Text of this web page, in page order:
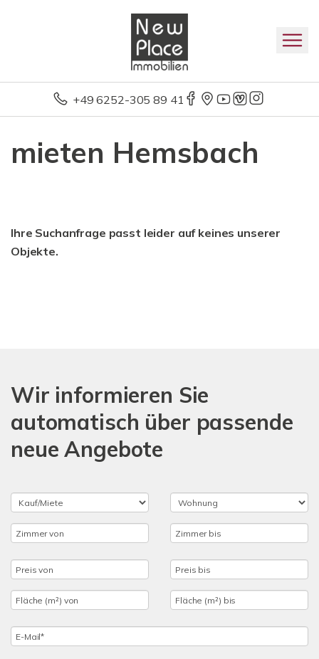
+49 6252-305 89 41
mieten Hemsbach
Ihre Suchanfrage passt leider auf keines unserer
Objekte.
Wir informieren Sie
automatisch über passende
neue Angebote